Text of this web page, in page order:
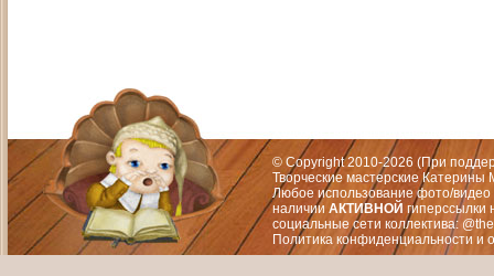
© Copyright 2010-2026 (При
Творческие мастерские
Любое использование фото/видео
наличии АКТИВНОЙ гиперссылки
социальные сети коллектива:
Политика конфиденциальности и